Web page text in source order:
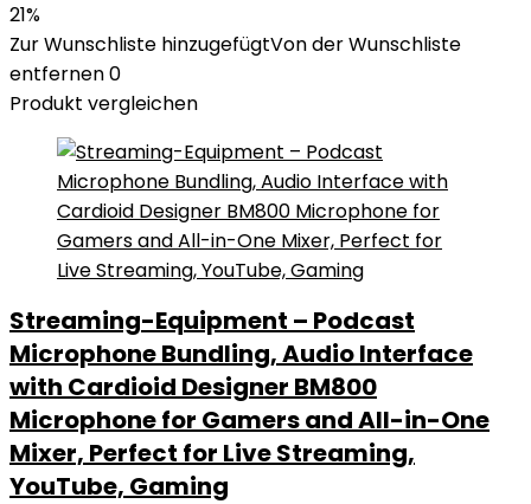
21%
Zur Wunschliste hinzugefügtVon der Wunschliste
entfernen0
Produkt vergleichen
Streaming-Equipment – Podcast
Microphone Bundling, Audio Interface
with Cardioid Designer BM800
Microphone for Gamers and All-in-One
Mixer, Perfect for Live Streaming,
YouTube, Gaming